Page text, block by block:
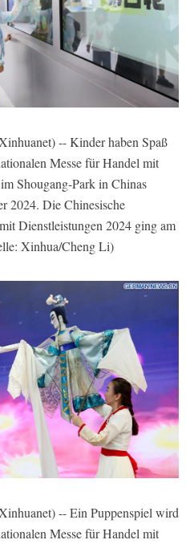
-- Kinder haben Spaß
Messe für Handel mit
Shougang-Park in Chinas
2024. Die Chinesische
Dienstleistungen 2024 ging am
Xinhua/Cheng Li)
-- Ein Puppenspiel wird
Messe für Handel mit